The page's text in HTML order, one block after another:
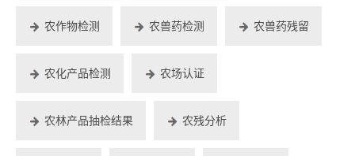
农作物检测 农兽药检测 农兽药残留
农化产品检测 农场认证
农林产品抽检结果 农残分析